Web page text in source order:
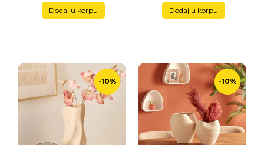
Dodaj u korpu Dodaj u korpu
-10% -10%